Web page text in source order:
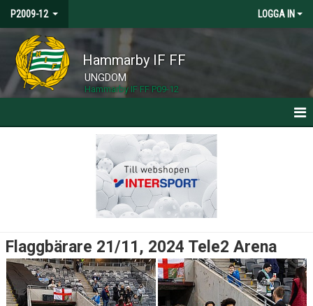
P2009-12 LOGGA IN
Hammarby IF FF
UNGDOM
Hammarby IF FF P09-12
TRUPPEN
BILDGALLERI
Flaggbärare 21/11, 2024 Tele2 Arena